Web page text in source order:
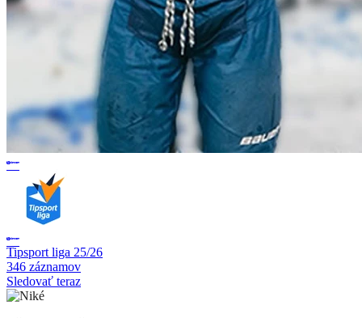
Tipsport liga 25/26
346 záznamov
Sledovať teraz